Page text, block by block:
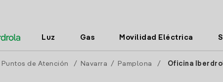
Luz Gas Movilidad Eléctrica
Puntos de Atención / Navarra / Pamplona / Oficina